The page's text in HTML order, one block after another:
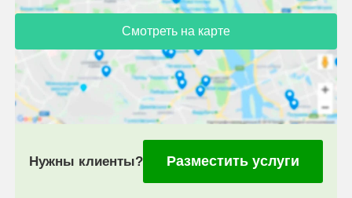
Смотреть на карте
Нужны клиенты? Разместить услуги